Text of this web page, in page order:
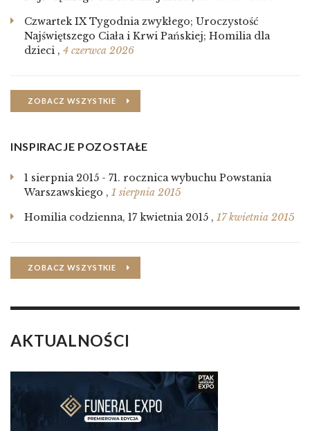
Czwartek IX Tygodnia zwykłego; Uroczystość
Najświętszego Ciała i Krwi Pańskiej; Homilia dla
dzieci , 4 czerwca 2026
ZOBACZ WSZYSTKIE
INSPIRACJE POZOSTAŁE
1 sierpnia 2015 - 71. rocznica wybuchu Powstania
Warszawskiego , 1 sierpnia 2015
Homilia codzienna, 17 kwietnia 2015 , 17 kwietnia 2015
ZOBACZ WSZYSTKIE
AKTUALNOŚCI